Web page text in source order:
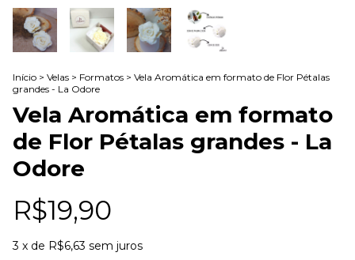
Início > Velas > Formatos > Vela Aromática em formato de Flor Pétalas
grandes - La Odore
Vela Aromática em formato
de Flor Pétalas grandes - La
Odore
R$19,90
3 x de R$6,63 sem juros